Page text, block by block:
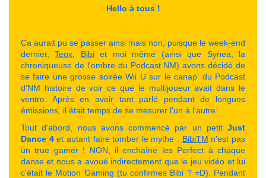
Hello à tous !
Ca aurait pu se passer ainsi mais non, puisque le week-end
dernier,Teox Bibiet moi même (ainsi que Synea, la
chroniqueuse de l'ombre du Podcast NM) avons décidé de
se faire une grosse soirée Wii U sur le canap' du Podcast
d'NM histoire de voir ce que le multijoueur avait dans le
ventre. Après en avoir tant parlé pendant de longues
émissions, il était temps de se mesurer l'un à l'autre.
Tout d'abord, nous avons commencé par un petit Just
Dance 4et autant faire tomber le mythe : BibiTM n'est pas
un true gamer ! NON, il enchaîne les Perfect à chaque
danse et nous a avoué indirectement que le jeu vidéo et lui
c'était le Motion Gaming (tu confirmes Bibi ? =D). Pendant